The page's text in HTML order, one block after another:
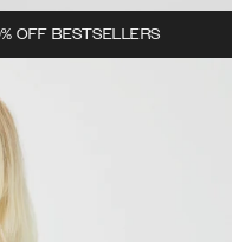
OFF BESTSELLERS